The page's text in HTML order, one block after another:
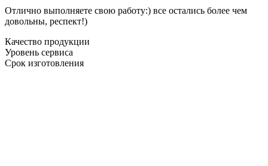
Отлично выполняете свою работу:) все остались более чем
довольны, респект!)
Качество продукции
Уровень сервиса
Срок изготовления